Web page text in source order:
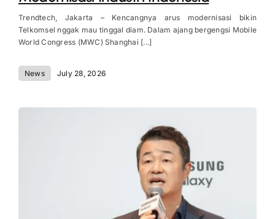
Trendtech, Jakarta – Kencangnya arus modernisasi bikin
Telkomsel nggak mau tinggal diam. Dalam ajang bergengsi Mobile
World Congress (MWC) Shanghai [...]
News July 28, 2026